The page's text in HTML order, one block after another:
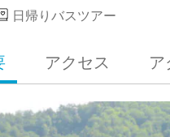
日帰りバスツアー
アクセス